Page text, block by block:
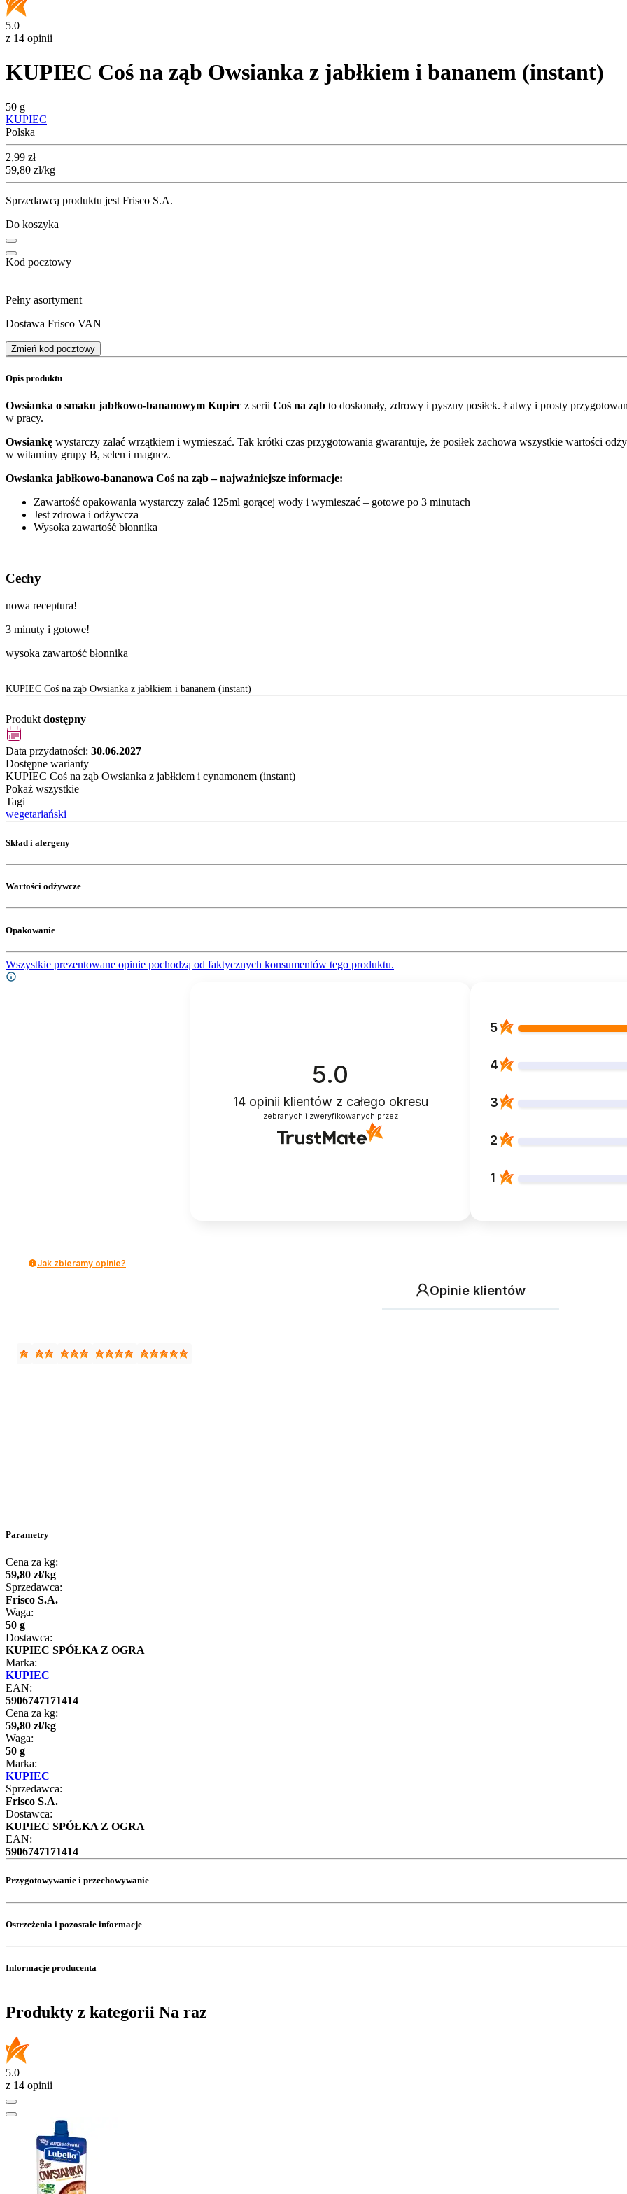
5.0
z 14 opinii
KUPIEC Coś na ząb Owsianka z jabłkiem i bananem (instant)
50 g
KUPIEC
Polska
Cena
2,99 zł
59,80 zł/kg
Sprzedawcą produktu jest Frisco S.A.
Do koszyka
Kod pocztowy
Pełny asortyment
Dostawa Frisco VAN
Zmień kod pocztowy
Opis produktu
Owsianka o smaku jabłkowo-bananowym Kupiec z serii Coś na ząb to doskonały, zdrowy i pyszny posiłek. Łatwy i prosty
w pracy.
Owsiankę wystarczy zalać wrzątkiem i wymieszać. Tak krótki czas przygotowania gwarantuje, że posiłek zachowa wszystkie wartości
w witaminy grupy B, selen i magnez.
Owsianka jabłkowo-bananowa Coś na ząb – najważniejsze informacje:
Zawartość opakowania wystarczy zalać 125ml gorącej wody i wymieszać – gotowe po 3 minutach
Jest zdrowa i odżywcza
Wysoka zawartość błonnika
Cechy
nowa receptura!
3 minuty i gotowe!
wysoka zawartość błonnika
KUPIEC Coś na ząb Owsianka z jabłkiem i bananem (instant)
Produkt dostępny
Data przydatności: 30.06.2027
Dostępne warianty
KUPIEC Coś na ząb Owsianka z jabłkiem i cynamonem (instant)
Pokaż wszystkie
Tagi
wegetariański
Skład i alergeny
Wartości odżywcze
Opakowanie
Wszystkie prezentowane opinie pochodzą od faktycznych konsumentów tego produktu.
5.0
14opinii klientów z całego okresu
zebranych i zweryfikowanych przez
5
4
3
2
1
Jak zbieramy opinie?
Opinie klientów
Parametry
Cena za kg:
59,80 zł/kg
Sprzedawca:
Frisco S.A.
Waga:
50 g
Dostawca:
KUPIEC SPÓŁKA Z OGRA
Marka:
KUPIEC
EAN:
5906747171414
Cena za kg:
59,80 zł/kg
Waga:
50 g
Marka:
KUPIEC
Sprzedawca:
Frisco S.A.
Dostawca:
KUPIEC SPÓŁKA Z OGRA
EAN:
5906747171414
Przygotowywanie i przechowywanie
Ostrzeżenia i pozostałe informacje
Informacje producenta
Produkty z kategorii Na raz
5.0
z 14 opinii